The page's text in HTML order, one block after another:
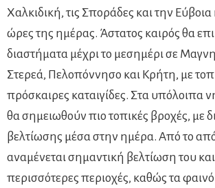
Χαλκιδική, τις Σποράδες και την
ώρες της ημέρας. Άστατος καιρός θα
διαστήματα μέχρι το μεσημέρι σε
Στερεά, Πελοπόννησο και Κρήτη, με
πρόσκαιρες καταιγίδες. Στα υπόλοιπα
θα σημειωθούν πιο τοπικές βροχές, με
βελτίωσης μέσα στην ημέρα. Από το
αναμένεται σημαντική βελτίωση του
περισσότερες περιοχές, καθώς τα